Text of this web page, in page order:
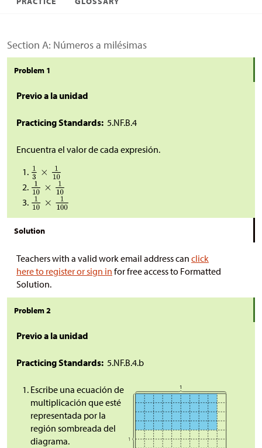
Section A: Números a milésimas
Problem 1
Previo a la unidad
Practicing Standards: 5.NF.B.4
Encuentra el valor de cada expresión.
Solution
Teachers with a valid work email address can click
here to register or sign in for free access to Formatted
Solution.
Problem 2
Previo a la unidad
Practicing Standards: 5.NF.B.4.b
Escribe una ecuación de
multiplicación que esté
representada por la
región sombreada del
diagrama.